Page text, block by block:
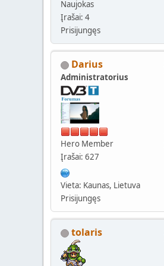
Naujokas
Įrašai: 4
Prisijungęs
Darius
Administratorius
Hero Member
Įrašai: 627
Vieta: Kaunas, Lietuva
Prisijungęs
tolaris